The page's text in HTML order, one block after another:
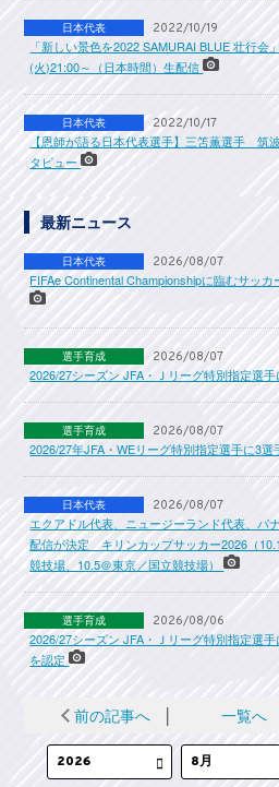
日本代表 2022/10/19
「新しい景色を2022 SAMURAI BLUE 壮行会
(火)21:00～（日本時間）生配信
日本代表 2022/10/17
【恩師が語る日本代表選手】三笘薫選手
タビュー
最新ニュース
日本代表 2026/08/07
FIFAe Continental Championshipに臨むサッ
選手育成 2026/08/07
2026/27シーズン JFA・Ｊリーグ特別指定選
選手育成 2026/08/07
2026/27年JFA・WEリーグ特別指定選手に3
日本代表 2026/08/07
エクアドル代表、ニュージーランド代表、パ
配信が決定 キリンカップサッカー2026（
競技場、10.5＠東京／国立競技場）
選手育成 2026/08/06
2026/27シーズン JFA・Ｊリーグ特別指定選手
を認定
前の記事へ │ 一覧へ